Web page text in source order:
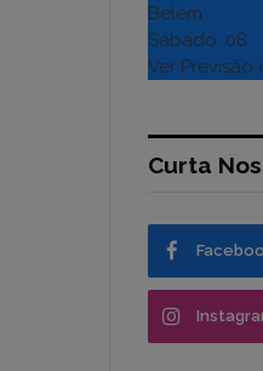
Belém
Sábado, 08
Ver Previsão
Curta